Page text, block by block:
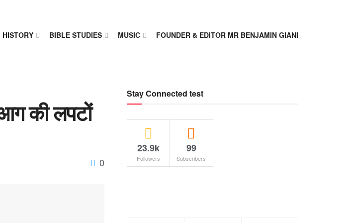
HISTORY BIBLE STUDIES MUSIC FOUNDER & EDITOR MR BENJAMIN GIANI
की लपटों
0
Stay Connected test
23.9k
Followers
99
Subscribers